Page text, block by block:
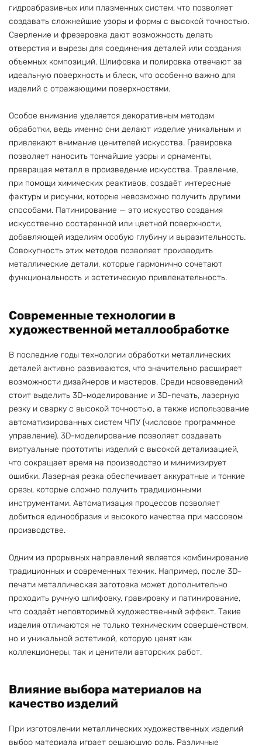
гидроабразивных или плазменных систем, что позволяет
создавать сложнейшие узоры и формы с высокой точностью.
Сверление и фрезеровка дают возможность делать
отверстия и вырезы для соединения деталей или создания
объемных композиций. Шлифовка и полировка отвечают за
идеальную поверхность и блеск, что особенно важно для
изделий с отражающими поверхностями.
Особое внимание уделяется декоративным методам
обработки, ведь именно они делают изделие уникальным и
привлекают внимание ценителей искусства. Гравировка
позволяет наносить тончайшие узоры и орнаменты,
превращая металл в произведение искусства. Травление,
при помощи химических реактивов, создаёт интересные
фактуры и рисунки, которые невозможно получить другими
способами. Патинирование — это искусство создания
искусственно состаренной или цветной поверхности,
добавляющей изделиям особую глубину и выразительность.
Совокупность этих методов позволяет производить
металлические детали, которые гармонично сочетают
функциональность и эстетическую привлекательность.
Современные технологии в
художественной металлообработке
В последние годы технологии обработки металлических
деталей активно развиваются, что значительно расширяет
возможности дизайнеров и мастеров. Среди нововведений
стоит выделить 3D-моделирование и 3D-печать, лазерную
резку и сварку с высокой точностью, а также использование
автоматизированных систем ЧПУ (числовое программное
управление). 3D-моделирование позволяет создавать
виртуальные прототипы изделий с высокой детализацией,
что сокращает время на производство и минимизирует
ошибки. Лазерная резка обеспечивает аккуратные и тонкие
срезы, которые сложно получить традиционными
инструментами. Автоматизация процессов позволяет
добиться единообразия и высокого качества при массовом
производстве.
Одним из прорывных направлений является комбинирование
традиционных и современных техник. Например, после 3D-
печати металлическая заготовка может дополнительно
проходить ручную шлифовку, гравировку и патинирование,
что создаёт неповторимый художественный эффект. Такие
изделия отличаются не только техническим совершенством,
но и уникальной эстетикой, которую ценят как
коллекционеры, так и ценители авторских работ.
Влияние выбора материалов на
качество изделий
При изготовлении металлических художественных изделий
выбор материала играет решающую роль. Различные